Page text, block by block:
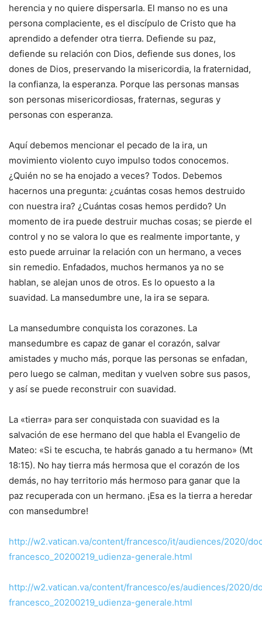
herencia y no quiere dispersarla. El manso no es una
persona complaciente, es el discípulo de Cristo que ha
aprendido a defender otra tierra. Defiende su paz,
defiende su relación con Dios, defiende sus dones, los
dones de Dios, preservando la misericordia, la fraternidad,
la confianza, la esperanza. Porque las personas mansas
son personas misericordiosas, fraternas, seguras y
personas con esperanza.
Aquí debemos mencionar el pecado de la ira, un
movimiento violento cuyo impulso todos conocemos.
¿Quién no se ha enojado a veces? Todos. Debemos
hacernos una pregunta: ¿cuántas cosas hemos destruido
con nuestra ira? ¿Cuántas cosas hemos perdido? Un
momento de ira puede destruir muchas cosas; se pierde el
control y no se valora lo que es realmente importante, y
esto puede arruinar la relación con un hermano, a veces
sin remedio. Enfadados, muchos hermanos ya no se
hablan, se alejan unos de otros. Es lo opuesto a la
suavidad. La mansedumbre une, la ira se separa.
La mansedumbre conquista los corazones. La
mansedumbre es capaz de ganar el corazón, salvar
amistades y mucho más, porque las personas se enfadan,
pero luego se calman, meditan y vuelven sobre sus pasos,
y así se puede reconstruir con suavidad.
La «tierra» para ser conquistada con suavidad es la
salvación de ese hermano del que habla el Evangelio de
Mateo: «Si te escucha, te habrás ganado a tu hermano» (Mt
18:15). No hay tierra más hermosa que el corazón de los
demás, no hay territorio más hermoso para ganar que la
paz recuperada con un hermano. ¡Esa es la tierra a heredar
con mansedumbre!
http://w2.vatican.va/content/francesco/it/audiences/2020/
francesco_20200219_udienza-generale.html
http://w2.vatican.va/content/francesco/es/audiences/2020/
francesco_20200219_udienza-generale.html